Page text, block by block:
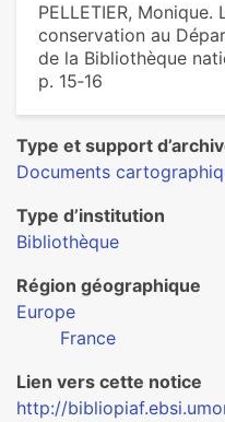
PELLETIER,
conservation au
de la Bibliothèque
p. 15‑16
Type et support
Documents
Type d’institution
Bibliothèque
Région géographique
Europe
France
Lien vers cette notice
http://